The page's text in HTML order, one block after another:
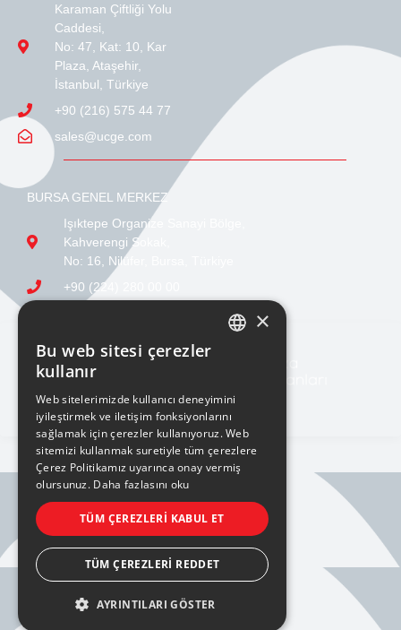
BURSA GENEL MERKEZ
Işıktepe Organize Sanayi Bölge,
Kahverengi Sokak,
No: 16, Nilüfer, Bursa, Türkiye
+90 (224) 280 00 00
Karaman Çiftliği Yolu
Caddesi,
No: 47, Kat: 10, Kar
Plaza, Ataşehir,
İstanbul, Türkiye
+90 (216) 575 44 77
sales@ucge.com
KVKK AYDINLATMA METNİ
BILGI TOPLUMU HIZMETLERI
PRIVACY POLICY
×
Bu web sitesi çerezler
kullanır
Web sitelerimizde kullanıcı deneyimini
iyileştirmek ve iletişim fonksiyonlarını
sağlamak için çerezler kullanıyoruz. Web
sitemizi kullanmak suretiyle tüm çerezlere
Çerez Politikamız uyarınca onay vermiş
olursunuz. Daha fazlasını oku
TÜM ÇEREZLERI KABUL ET
TÜM ÇEREZLERI REDDET
AYRINTILARI GÖSTER